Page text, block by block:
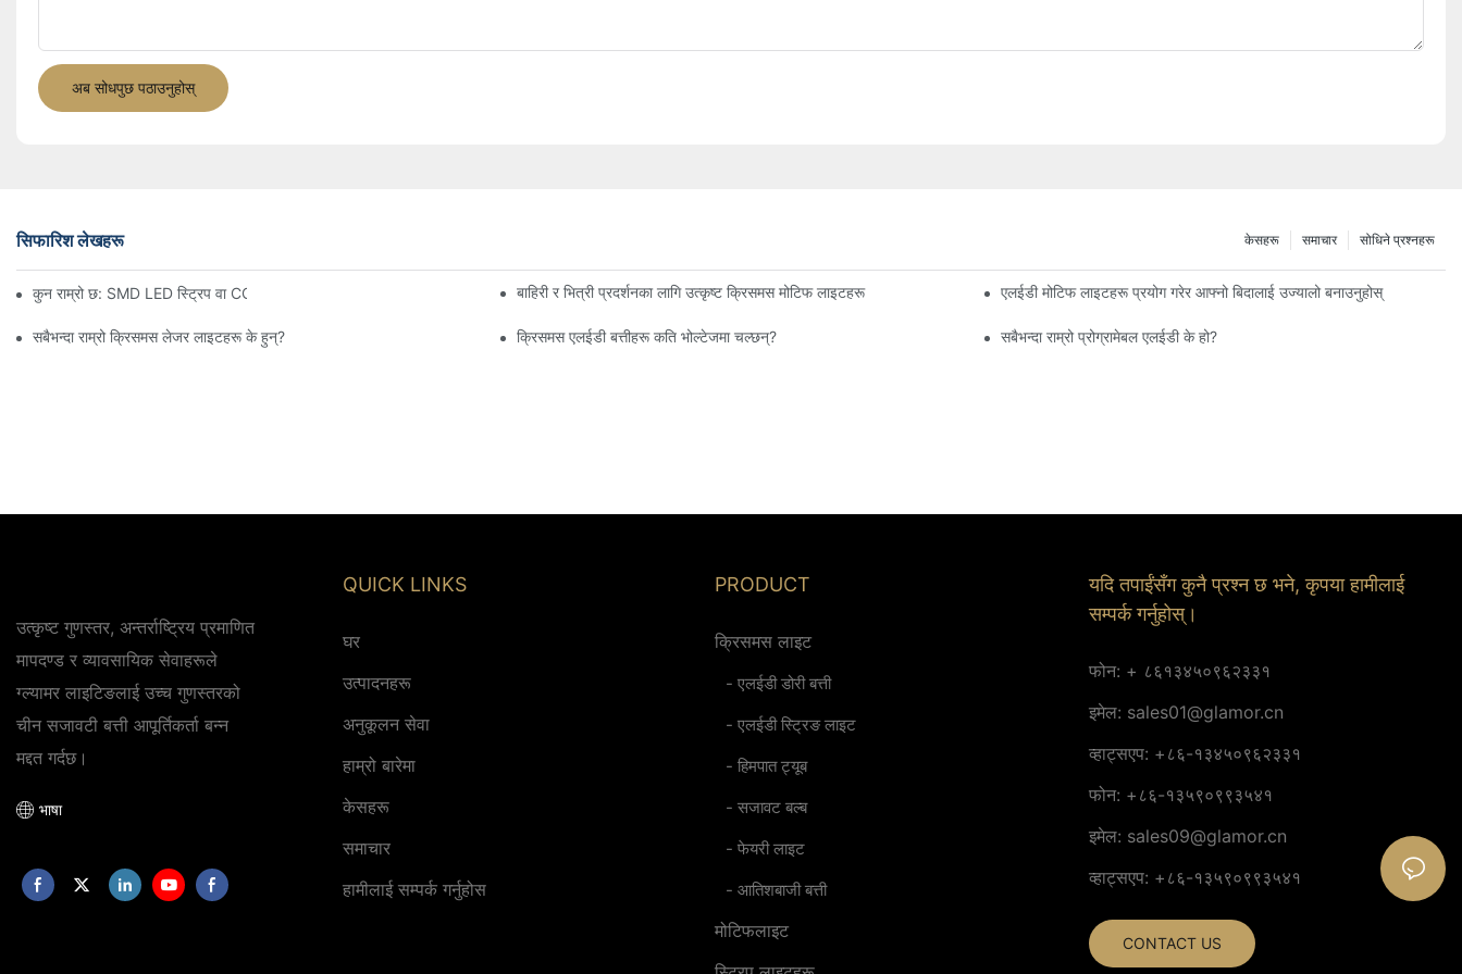
अब सोधपुछ पठाउनुहोस्
सिफारिश लेखहरू सोधिने प्रश्नहरू
समाचार
केसहरू
कुन राम्रो छ: SMD LED स्ट्रिप वा COB LED स्ट्रिप? बाहिरी र भित्री प्रदर्शनका लागि उत्कृष्ट क्रिसमस मोटिफ लाइटहरू एलईडी मोटिफ लाइटहरू प्रयोग गरेर आफ्नो बिदालाई उज्यालो बनाउनुहोस्
सबैभन्दा राम्रो क्रिसमस लेजर लाइटहरू के हुन्? क्रिसमस एलईडी बत्तीहरू कति भोल्टेजमा चल्छन्? सबैभन्दा राम्रो प्रोग्रामेबल एलईडी के हो?
उत्कृष्ट गुणस्तर, अन्तर्राष्ट्रिय प्रमाणित
मापदण्ड र व्यावसायिक सेवाहरूले
ग्ल्यामर लाइटिङलाई उच्च गुणस्तरको
चीन सजावटी बत्ती आपूर्तिकर्ता बन्न
मद्दत गर्दछ।
भाषा
QUICK LINKS
घर
उत्पादनहरू
अनुकूलन सेवा
हाम्रो बारेमा
केसहरू
समाचार
हामीलाई सम्पर्क गर्नुहोस
PRODUCT
क्रिसमस लाइट
- एलईडी डोरी बत्ती
- एलईडी स्ट्रिङ लाइट
- हिमपात ट्यूब
- सजावट बल्ब
- फेयरी लाइट
- आतिशबाजी बत्ती
मोटिफलाइट
यदि तपाईंसँग कुनै प्रश्न छ भने, कृपया हामीलाई
सम्पर्क गर्नुहोस्।
फोन: + ८६१३४५०९६२३३१
इमेल: sales01@glamor.cn
व्हाट्सएप: +८६-१३४५०९६२३३१
फोन: +८६-१३५९०९९३५४१
इमेल: sales09@glamor.cn
व्हाट्सएप: +८६-१३५९०९९३५४१
CONTACT US